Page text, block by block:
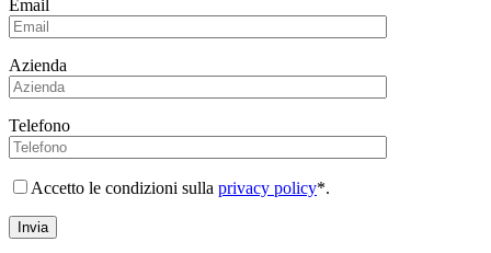
Email
Azienda
Telefono
Accetto le condizioni sulla privacy policy*.